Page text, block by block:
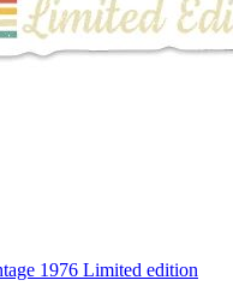
1976 Limited edition